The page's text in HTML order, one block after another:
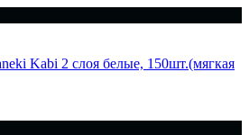
Kabi 2 слоя белые, 150шт.(мягкая